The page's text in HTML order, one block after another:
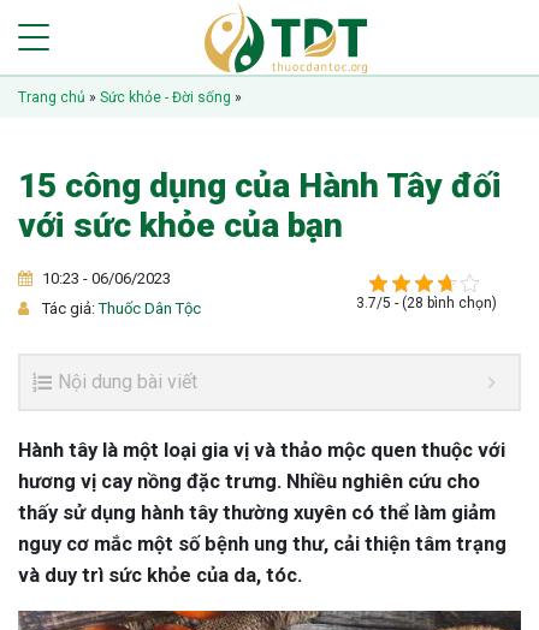
Trang chủ » Sức khỏe - Đời sống »
15 công dụng của Hành Tây đối
với sức khỏe của bạn
10:23 - 06/06/2023
Tác giả:Thuốc Dân Tộc 3.7/5 - (28 bình chọn)
Nội dung bài viết
Hành tây là một loại gia vị và thảo mộc quen thuộc với
hương vị cay nồng đặc trưng. Nhiều nghiên cứu cho
thấy sử dụng hành tây thường xuyên có thể làm giảm
nguy cơ mắc một số bệnh ung thư, cải thiện tâm trạng
và duy trì sức khỏe của da, tóc.